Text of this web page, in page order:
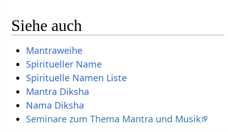
Siehe auch
Mantraweihe
Spiritueller Name
Spirituelle Namen Liste
Mantra Diksha
Nama Diksha
Seminare zum Thema Mantra und Musik